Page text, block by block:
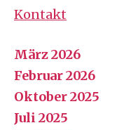
Kontakt
März 2026
Februar 2026
Oktober 2025
Juli 2025